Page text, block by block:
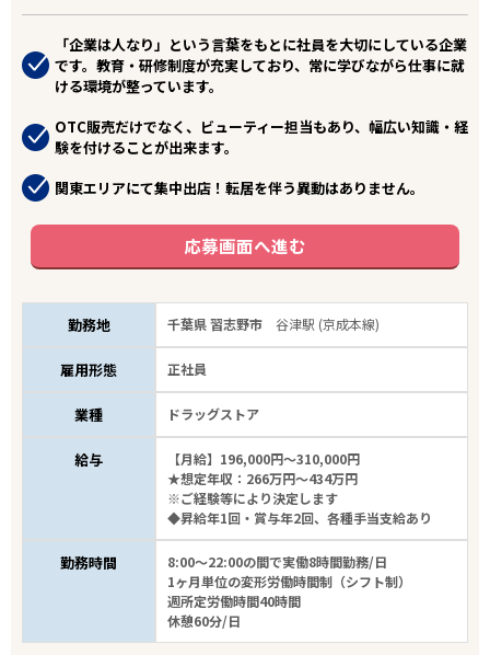
「企業は人なり」という言葉をもとに社員を大切にしている企業
です。教育・研修制度が充実しており、常に学びながら仕事に就
ける環境が整っています。
OTC販売だけでなく、ビューティー担当もあり、幅広い知識・経
験を付けることが出来ます。
関東エリアにて集中出店！転居を伴う異動はありません。
応募画面へ進む
勤務地 千葉県 習志野市谷津駅 (京成本線)
雇用形態 正社員
業種 ドラッグストア
給与
【月給】196,000円～310,000円
★想定年収：266万円～434万円
※ご経験等により決定します
◆昇給年1回・賞与年2回、各種手当支給あり
勤務時間
8:00～22:00の間で実働8時間勤務/日
1ヶ月単位の変形労働時間制（シフト制）
週所定労働時間40時間
休憩60分/日